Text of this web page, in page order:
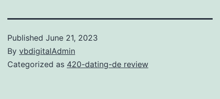
Published June 21, 2023
By vbdigitalAdmin
Categorized as 420-dating-de review